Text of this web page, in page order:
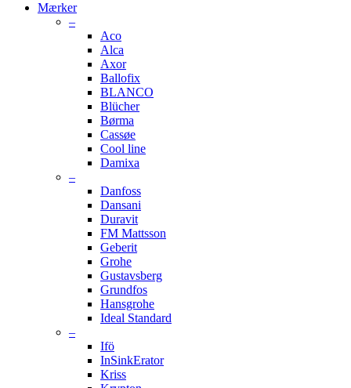
Mærker
–
Aco
Alca
Axor
Ballofix
BLANCO
Blücher
Børma
Cassøe
Cool line
Damixa
–
Danfoss
Dansani
Duravit
FM Mattsson
Geberit
Grohe
Gustavsberg
Grundfos
Hansgrohe
Ideal Standard
–
Ifö
InSinkErator
Kriss